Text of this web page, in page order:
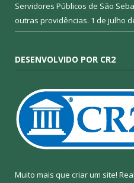
Servidores Públicos de São
outras providências. 1 de julho
DESENVOLVIDO POR CR2
Muito mais que criar um site!